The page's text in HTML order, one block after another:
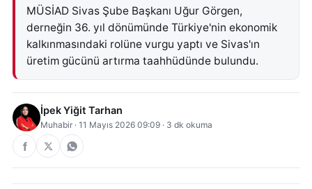
MÜSİAD Sivas Şube Başkanı Uğur Görgen,
derneğin 36. yıl dönümünde Türkiye'nin ekonomik
kalkınmasındaki rolüne vurgu yaptı ve Sivas'ın
üretim gücünü artırma taahhüdünde bulundu.
İpek Yiğit Tarhan
Muhabir · 11 Mayıs 2026 09:09 · 3 dk okuma